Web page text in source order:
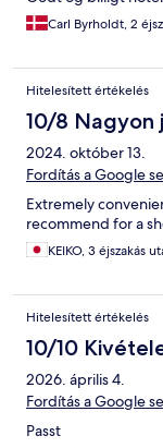
Carl Byrholdt, 2
Hitelesített értékelés
10/8 Nagyon
2024. október 13.
Fordítás a Google
Extremely
recommend for a
KEIKO, 3 éjszakás
Hitelesített értékelés
10/10
2026. április 4.
Fordítás a Google
Passt